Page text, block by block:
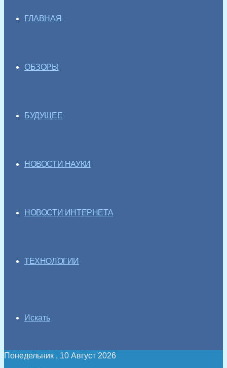
ГЛАВНАЯ
ОБЗОРЫ
БУДУЩЕЕ
НОВОСТИ НАУКИ
НОВОСТИ ИНТЕРНЕТА
ТЕХНОЛОГИИ
Искать
Понедельник , 10 Август 2026